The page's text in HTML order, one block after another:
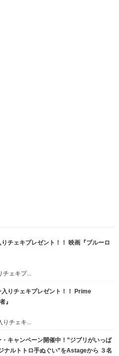
チェキプレゼント！！ 映画『ブルーロ
チェキプ...
りチェキプレゼント！！ Prime
』
りチェキ...
キャンペーン開催中！”ジブリがいっぱ
ナルトトロ手ぬぐい”をAstageから ３名